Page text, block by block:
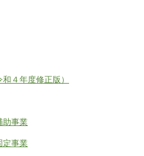
４年度修正版）
助事業
定事業